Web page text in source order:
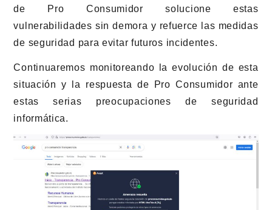
de Pro Consumidor solucione estas
vulnerabilidades sin demora y refuerce las medidas
de seguridad para evitar futuros incidentes.
Continuaremos monitoreando la evolución de esta
situación y la respuesta de Pro Consumidor ante
estas serias preocupaciones de seguridad
informática.